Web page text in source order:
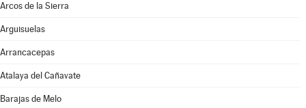
Arcos de la Sierra
Arguisuelas
Arrancacepas
Atalaya del Cañavate
Barajas de Melo